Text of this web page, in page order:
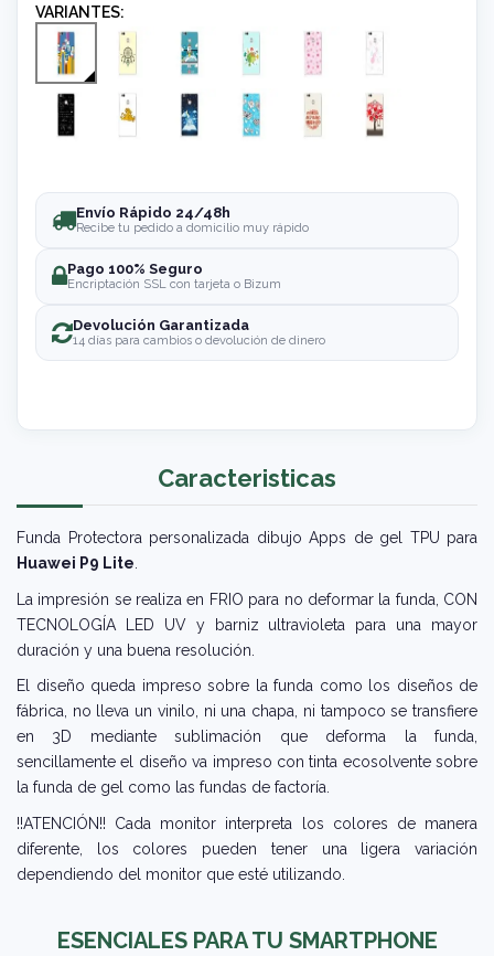
VARIANTES:
Envío Rápido 24/48h
Recibe tu pedido a domicilio muy rápido
Pago 100% Seguro
Encriptación SSL con tarjeta o Bizum
Devolución Garantizada
14 días para cambios o devolución de dinero
Caracteristicas
Funda Protectora personalizada dibujo Apps de gel TPU para
Huawei P9 Lite
La impresión se realiza en FRIO para no deformar la funda, CON
TECNOLOGÍA LED UV y barniz ultravioleta para una mayor
duración y una buena resolución.
El diseño queda impreso sobre la funda como los diseños de
fábrica, no lleva un vinilo, ni una chapa, ni tampoco se transfiere
en 3D mediante sublimación que deforma la funda,
sencillamente el diseño va impreso con tinta ecosolvente sobre
la funda de gel como las fundas de factoría.
!!ATENCIÓN!! Cada monitor interpreta los colores de manera
diferente, los colores pueden tener una ligera variación
dependiendo del monitor que esté utilizando.
ESENCIALES PARA TU SMARTPHONE